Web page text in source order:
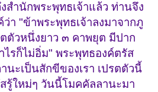
สำนักพระพุทธเจ้าแล้ว ท่านจึง
า "ข้าพระพุทธเจ้าลงมาจากภู
ตัวหนึ่งยาว ๓ คาพยุต มีปาก
ไรก็ไม่อิ่ม" พระพุทธองค์ตรัส
นะเป็นสักขีของเรา เปรตตัวนี้
สรู้ใหม่ๆ วันนี้โมคคัลลานะมา